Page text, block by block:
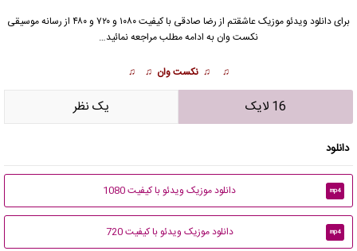
برای دانلود ویدئو موزیکعاشقتم از رضا صادقی با کیفیت ۱۰۸۰ و ۷۲۰ و ۴۸۰ از
رسانه موسیقی
نکست وان به ادامه مطلب مراجعه نمائید…
♫ ♫ نکست وان ♫ ♫
16 لایک يک نظر
دانلود
mp4 دانلود موزیک ویدئو با کیفیت 1080
mp4 دانلود موزیک ویدئو با کیفیت 720